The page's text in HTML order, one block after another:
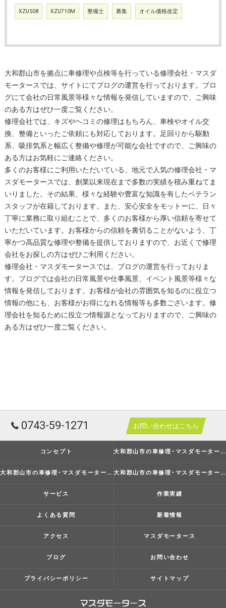
XZU508 XZU710M 整備士 募集 オイル価格改定
大和郡山市を拠点に車修理や点検等を行っている修理会社・マスダ
モータースでは、サイトにてブログの運営を行っております。ブロ
グにて会社の日常風景等様々な情報を発信していますので、ご興味
のある方はぜひ一度ご覧ください。
修理会社では、キズやヘコミの修理はもちろん、車検やオイル交
換、整備といったご依頼にも対応しております。足回りから駆動
系、吸排気系と幅広く整備や修理が可能な会社ですので、ご興味の
ある方はお気軽にご連絡ください。
多くのお客様にご利用いただいている、地元で人気の修理会社・マ
スダモータースでは、創業以来現在まで多数の実績を積み重ねてま
いりました。その結果、様々な経験や豊富な知識を有したベテラン
スタッフが在籍しております。また、安心安全をモットーに、日々
丁寧に業務に取り組むことで、多くのお客様から厚い信頼を寄せて
いただいています。お客様からの信頼を裏切ることがないよう、丁
寧かつ高品質な修理や整備を提供しておりますので、お近くで修理
会社をお探しの方はぜひご利用ください。
修理会社・マスダモータースでは、ブログの運営を行っておりま
す。ブログでは会社の日常風景や仕事風景、イベント風景等様々な
情報を発信しております。お客様が会社の雰囲気を知るのに役立つ
情報の他にも、お客様がお得になれる情報等も多数ございます。修
理会社を知るために役立つ情報源となっておりますので、ご興味の
ある方はぜひ一度ご覧ください。
0743-59-1271 お問い合わせはこちら
コンセプト 大和郡山市の車修理･マスダモータースの口コミ情報
大和郡山市の車修理･マスダモータースの評判 大和郡山市の車修理･マスダモータースのお客様の声
サービス 作業実績
よくある質問 新着情報
アクセス マスダモータース
ブログ お問い合わせ
プライバシーポリシー サイトマップ